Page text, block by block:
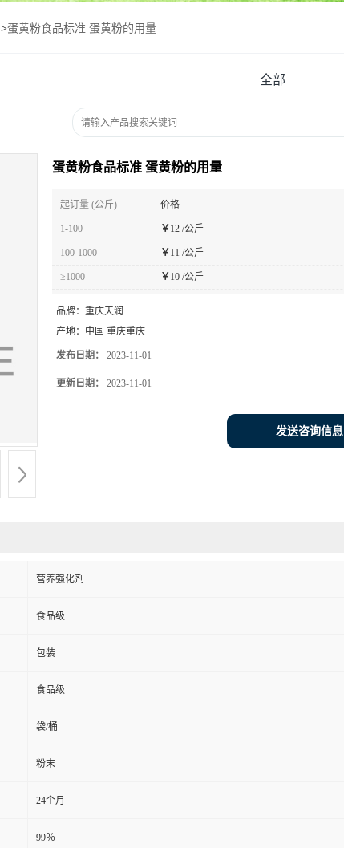
>蛋黄粉食品标准 蛋黄粉的用量
全部
蛋黄粉食品标准 蛋黄粉的用量
起订量 (公斤) 价格
1-100 ￥ 12 /公斤
100-1000 ￥ 11 /公斤
≥1000 ￥ 10 /公斤
品牌： 重庆天润
产地： 中国 重庆重庆
发布日期： 2023-11-01
更新日期： 2023-11-01
发送咨询信息
营养强化剂
食品级
包装
食品级
袋/桶
粉末
24个月
99％